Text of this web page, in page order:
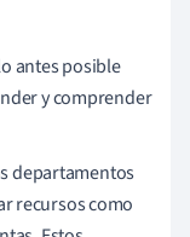
antes posible
y comprender
departamentos
recursos como